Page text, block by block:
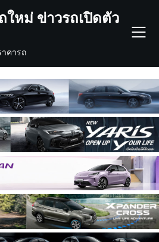
ใหม่ ข่าวรถเปิดตัว
าคารถ